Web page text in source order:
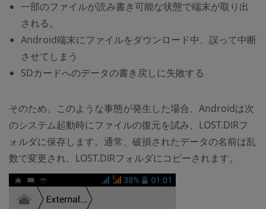
一部のファイルが読み書き可能な状態で端末が取り出
される。
Android端末にファイルをダウンロード中、誤って中断
させてしまう
SDカードへのデータの書き戻しに失敗する
そのため、このような事態が発生した場合、Androidは次
のシステム起動時にファイルの復元を試み、LOST.DIRフ
ォルダに保存します。通常、破損されたデータの名前は乱
数で変更され、LOST.DIRフォルダにコピーされます。